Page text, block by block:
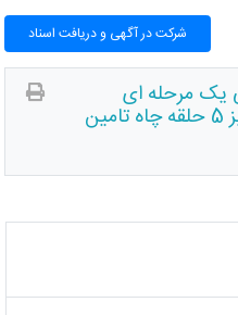
شرکت در آگهی و دریافت اسناد
یک مرحله ای
-عملیات اجرایی حفاری وتجهیز 5 حلقه چاه تامین